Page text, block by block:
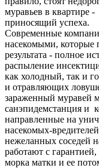
муравьев в квартире
приносящий успеха.
Современные
насекомыми, которые
результата - полное
распыление
как холодный, так и
и отравляющих
зараженный муравей
санэпидемстанция и
направленные на
насекомых-
нежеланных соседей
работают с
морка матки и ее